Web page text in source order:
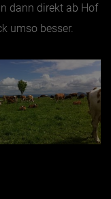
dann direkt ab Hof
umso besser.